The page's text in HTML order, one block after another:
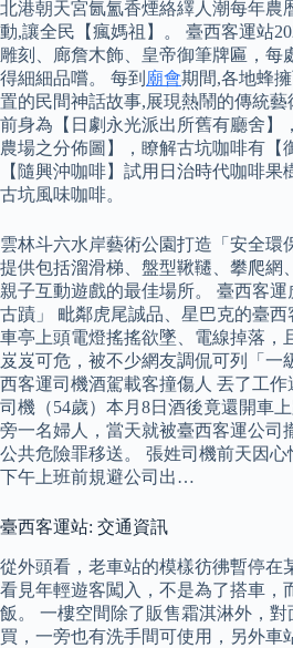
北港朝天宮氤氳香煙絡繹人潮每年農
動,讓全民【瘋媽祖】。 臺西客運站
雕刻、廊詹木飾、皇帝御筆牌匾，每
得細細品嚐。 每到 廟會期間,各地蜂
置的民間神話故事,展現熱鬧的傳統藝
前身為【日劇永光派出所舊有廳舍】
農場之分佈圖】，瞭解古坑咖啡有【
【隨興沖咖啡】試用日治時代咖啡
古坑風味咖啡。
雲林斗六水岸藝術公園打造「安全環
提供包括溜滑梯、盤型鞦韆、攀爬網
親子互動遊戲的最佳場所。 臺西客
古蹟」 毗鄰虎尾誠品、星巴克的臺
車亭上頭電燈搖搖欲墜、電線掉落，
岌岌可危，被不少網友調侃可列「一
西客運司機酒駕載客撞傷人 丟了工
司機（54歲）本月8日酒後竟還開車
旁一名婦人，當天就被臺西客運公司
公共危險罪移送。 張姓司機前天因心
下午上班前規避公司出…
臺西客運站: 交通資訊
從外頭看，老車站的模樣彷彿暫停在
看見年輕遊客闖入，不是為了搭車，
飯。 一樓空間除了販售霜淇淋外，
買，一旁也有洗手間可使用，另外車